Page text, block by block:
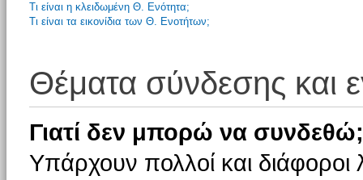
Τι είναι η κλειδωμένη Θ. Ενότητα;
Τι είναι τα εικονίδια των Θ. Ενοτήτων;
Θέματα σύνδεσης και
Γιατί δεν μπορώ να συνδεθώ;
Υπάρχουν πολλοί και